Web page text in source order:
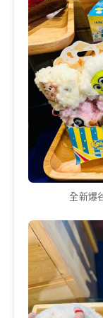
全新爆